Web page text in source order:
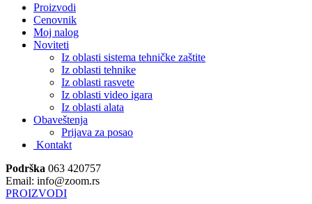
Proizvodi
Cenovnik
Moj nalog
Noviteti
Iz oblasti sistema tehničke zaštite
Iz oblasti tehnike
Iz oblasti rasvete
Iz oblasti video igara
Iz oblasti alata
Obaveštenja
Prijava za posao
Kontakt
Podrška 063 420757
Email: info@zoom.rs
PROIZVODI